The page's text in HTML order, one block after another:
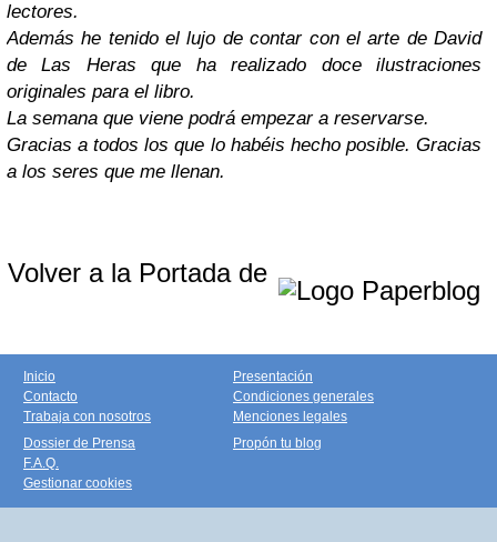
lectores.
Además he tenido el lujo de contar con el arte de David
de Las Heras que ha realizado doce ilustraciones
originales para el libro.
La semana que viene podrá empezar a reservarse.
Gracias a todos los que lo habéis hecho posible. Gracias
a los seres que me llenan.
Volver a la Portada de
Inicio
Contacto
Trabaja con nosotros
Presentación
Condiciones generales
Menciones legales
Dossier de Prensa
F.A.Q.
Gestionar cookies
Propón tu blog